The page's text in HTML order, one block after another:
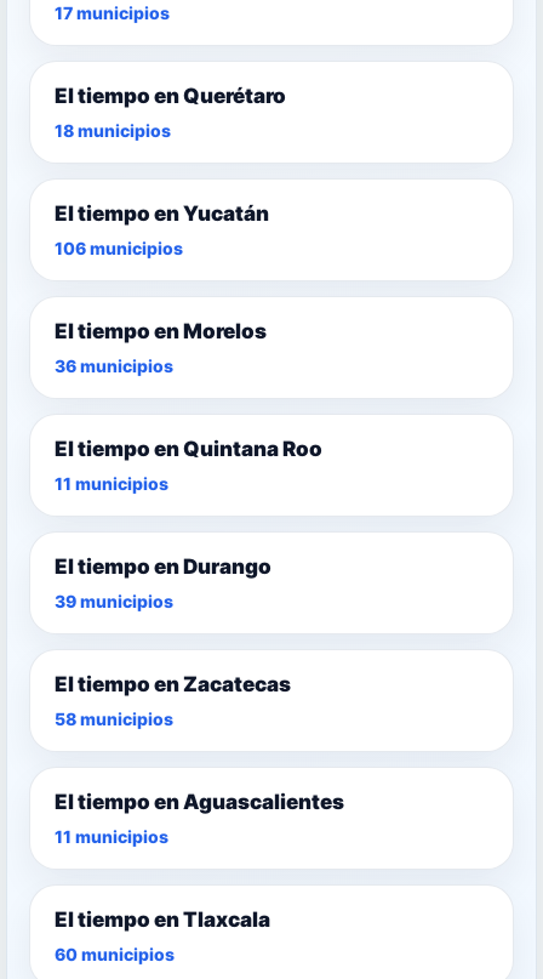
17 municipios
El tiempo en Querétaro
18 municipios
El tiempo en Yucatán
106 municipios
El tiempo en Morelos
36 municipios
El tiempo en Quintana Roo
11 municipios
El tiempo en Durango
39 municipios
El tiempo en Zacatecas
58 municipios
El tiempo en Aguascalientes
11 municipios
El tiempo en Tlaxcala
60 municipios